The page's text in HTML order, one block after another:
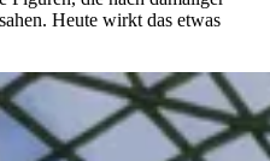
Heute wirkt das etwas